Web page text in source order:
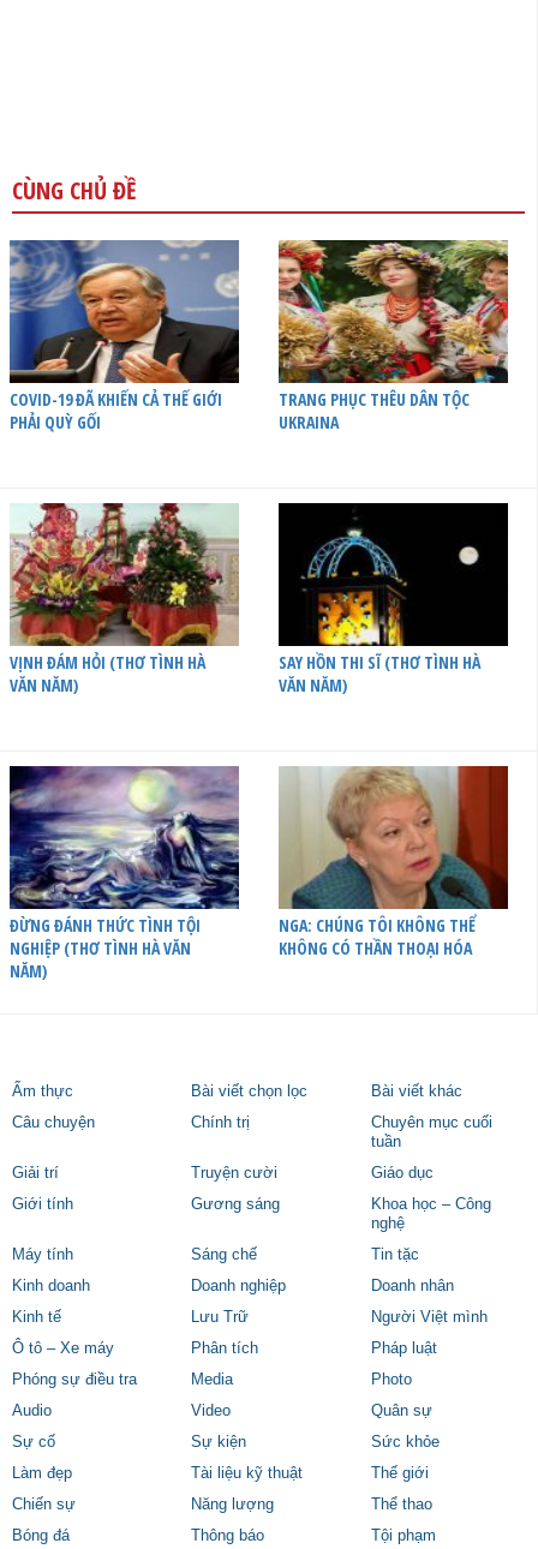
CÙNG CHỦ ĐỀ
COVID-19 ĐÃ KHIẾN CẢ THẾ GIỚI
PHẢI QUỲ GỐI
TRANG PHỤC THÊU DÂN TỘC
UKRAINA
VỊNH ĐÁM HỎI (THƠ TÌNH HÀ
VĂN NĂM)
SAY HỒN THI SĨ (THƠ TÌNH HÀ
VĂN NĂM)
ĐỪNG ĐÁNH THỨC TÌNH TỘI
NGHIỆP (THƠ TÌNH HÀ VĂN
NĂM)
NGA: CHÚNG TÔI KHÔNG THỂ
KHÔNG CÓ THẦN THOẠI HÓA
Ẩm thực Bài viết chọn lọc
Bài viết khác
Câu chuyện
Chính trị
Chuyên mục cuối
tuần
Giải trí
Truyện cười
Giáo dục
Giới tính
Gương sáng
Khoa học – Công
nghệ
Máy tính
Sáng chế
Tin tặc
Kinh doanh
Doanh nghiệp
Doanh nhân
Kinh tế
Lưu Trữ
Người Việt mình
Ô tô – Xe máy
Phân tích
Pháp luật
Phóng sự điều tra
Media
Photo
Audio
Video
Quân sự
Sự cố
Sự kiện
Sức khỏe
Làm đẹp
Tài liệu kỹ thuật
Thế giới
Chiến sự
Năng lượng
Thể thao
Bóng đá
Thông báo Tội phạm